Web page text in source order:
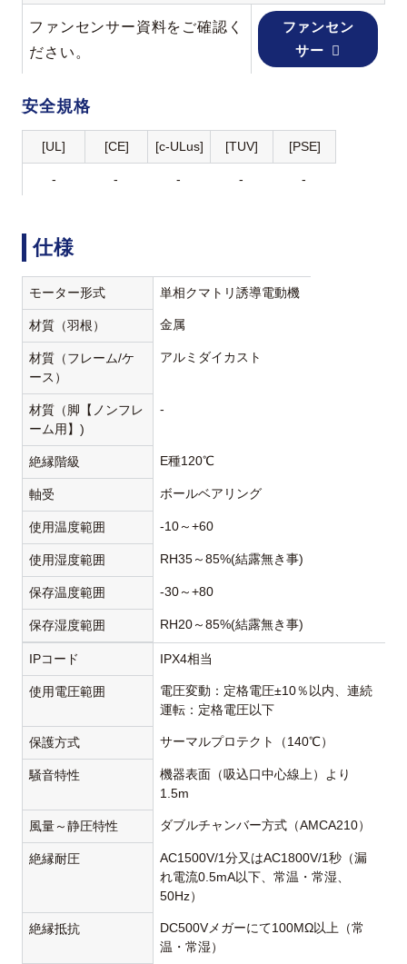
ファンセンサー資料をご確認く
ださい。
ファンセン
サー
安全規格
[UL] [CE] [c-ULus] [TUV] [PSE]
- - - - -
仕様
モーター形式 単相クマトリ誘導電動機
材質（羽根） 金属
材質（フレーム/ケ
ース）
アルミダイカスト
材質（脚【ノンフレ
ーム用】)
-
絶縁階級 E種120℃
軸受 ボールベアリング
使用温度範囲 -10～+60
使用湿度範囲 RH35～85%(結露無き事)
保存温度範囲 -30～+80
保存湿度範囲 RH20～85%(結露無き事)
IPコード IPX4相当
使用電圧範囲
電圧変動：定格電圧±10％以内、連続
運転：定格電圧以下
保護方式 サーマルプロテクト（140℃）
騒音特性
機器表面（吸込口中心線上）より
1.5m
風量～静圧特性 ダブルチャンバー方式（AMCA210）
絶縁耐圧
AC1500V/1分又はAC1800V/1秒（漏
れ電流0.5mA以下、常温・常湿、
50Hz）
絶縁抵抗
DC500Vメガーにて100MΩ以上（常
温・常湿）